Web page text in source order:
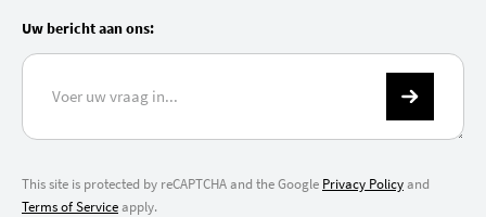
Uw bericht aan ons:
This site is protected by reCAPTCHA and the Google Privacy Policyand
Terms of Serviceapply.